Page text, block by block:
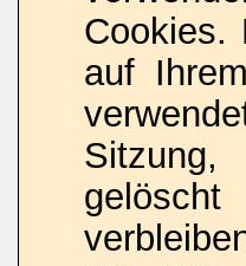
Cookies.
auf